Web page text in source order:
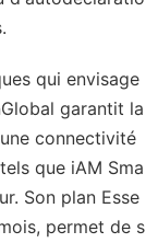
qui envisage
garantit la
connectivité
que iAM Sma
Son plan Esse
permet de s